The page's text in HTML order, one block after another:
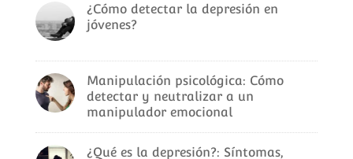
¿Cómo detectar la depresión en
jóvenes?
Manipulación psicológica: Cómo
detectar y neutralizar a un
manipulador emocional
¿Qué es la depresión?: Síntomas,